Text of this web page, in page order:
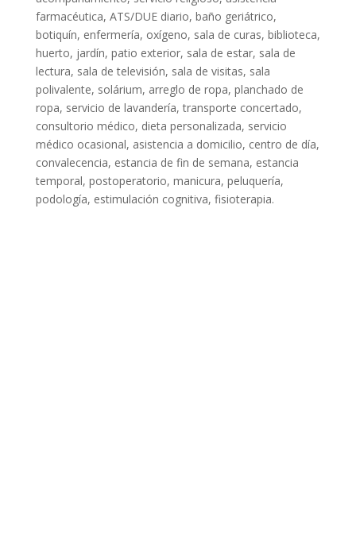
farmacéutica, ATS/DUE diario, baño geriátrico,
botiquín, enfermería, oxígeno, sala de curas, biblioteca,
huerto, jardín, patio exterior, sala de estar, sala de
lectura, sala de televisión, sala de visitas, sala
polivalente, solárium, arreglo de ropa, planchado de
ropa, servicio de lavandería, transporte concertado,
consultorio médico, dieta personalizada, servicio
médico ocasional, asistencia a domicilio, centro de día,
convalecencia, estancia de fin de semana, estancia
temporal, postoperatorio, manicura, peluquería,
podología, estimulación cognitiva, fisioterapia.